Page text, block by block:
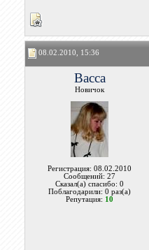
08.02.2010, 15:36
Васса
Новичок
Регистрация: 08.02.2010
Сообщений: 27
Сказал(а) спасибо: 0
Поблагодарили: 0 раз(а)
Репутация: 10